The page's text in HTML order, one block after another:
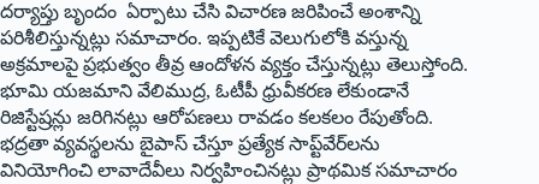
దర్యాప్తు బృందం ఏర్పాటు చేసి విచారణ జరిపించే అంశాన్ని
పరిశీలిస్తున్నట్లు సమాచారం. ఇప్పటికే వెలుగులోకి వస్తున్న
అక్రమాలపై ప్రభుత్వం తీవ్ర ఆందోళన వ్యక్తం చేస్తున్నట్లు తెలుస్తోంది.
భూమి యజమాని వేలిముద్ర, ఓటీపీ ధ్రువీకరణ లేకుండానే
రిజిస్టేష్రన్లు జరిగినట్లు ఆరోపణలు రావడం కలకలం రేపుతోంది.
భద్రతా వ్యవస్థలను బైపాస్‌ ‌చేస్తూ ప్రత్యేక సాప్ట్‌వేర్‌లను
వినియోగించి లావాదేవీలు నిర్వహించినట్లు ప్రాథమిక సమాచారం